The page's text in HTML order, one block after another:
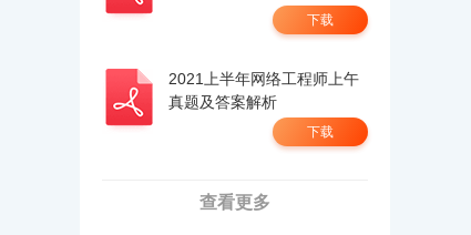
下载
2021上半年网络工程师上午
真题及答案解析
下载
查看更多